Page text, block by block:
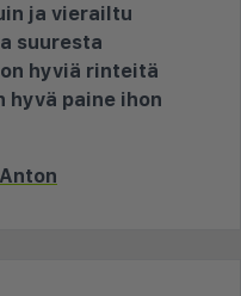
ja vierailtu
suuresta
hyviä rinteitä
paine ihon